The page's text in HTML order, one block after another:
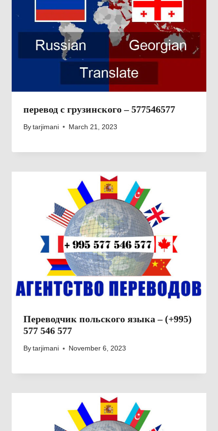
перевод с грузинского – 577546577
By tarjimani March 21, 2023
Переводчик польского языка – (+995)
577 546 577
By tarjimani November 6, 2023